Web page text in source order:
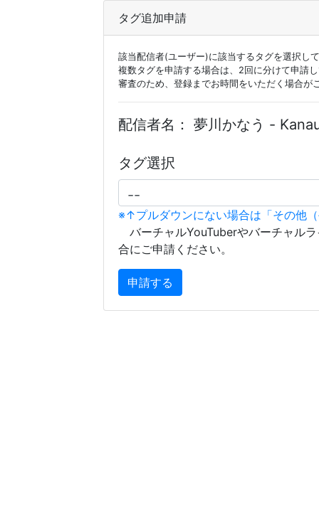
タグ追加申請
該当配信者(ユーザー)に該当するタグを選択し
複数タグを申請する場合は、2回に分けて申請
審査のため、登録までお時間をいただく場合が
配信者名： 夢川かなう -
タグ選択
※↑プルダウンにない場合は「その他
バーチャルYouTuberやバーチャル
合にご申請ください。
申請する